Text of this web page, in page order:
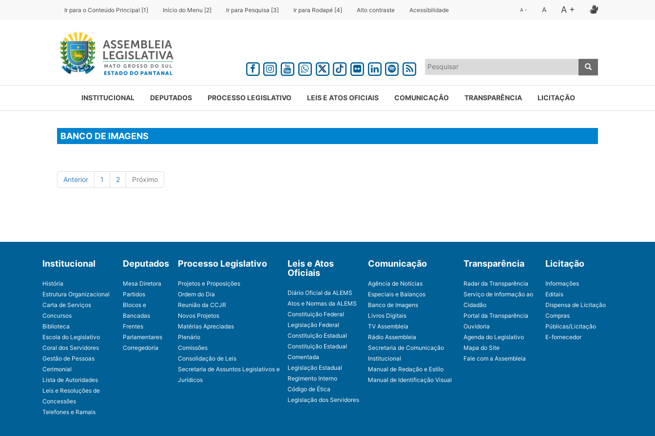
Ir para o Conteúdo Principal [1] Início do Menu [2] Ir para Pesquisa [3] Ir para Rodapé [4] Alto contraste Acessibilidade A - A A +
INSTITUCIONAL DEPUTADOS PROCESSO LEGISLATIVO LEIS E ATOS OFICIAIS COMUNICAÇÃO TRANSPARÊNCIA LICITAÇÃO
BANCO DE IMAGENS
Anterior 1 2 Próximo
Institucional
História
Estrutura Organizacional
Carta de Serviços
Concursos
Biblioteca
Escola do Legislativo
Coral dos Servidores
Gestão de Pessoas
Cerimonial
Lista de Autoridades
Leis e Resoluções de
Concessões
Telefones e Ramais
Deputados
Mesa Diretora
Partidos
Blocos e
Bancadas
Frentes
Parlamentares
Corregedoria
Processo Legislativo
Projetos e Proposições
Ordem do Dia
Reunião da CCJR
Novos Projetos
Matérias Apreciadas
Plenário
Comissões
Consolidação de Leis
Secretaria de Assuntos Legislativos e
Jurídicos
Leis e Atos
Oficiais
Diário Oficial da ALEMS
Atos e Normas da ALEMS
Constituição Federal
Legislação Federal
Constituição Estadual
Constituição Estadual
Comentada
Legislação Estadual
Regimento Interno
Código de Ética
Legislação dos Servidores
Comunicação
Agência de Notícias
Especiais e Balanços
Banco de Imagens
Livros Digitais
TV Assembleia
Rádio Assembleia
Secretaria de Comunicação
Institucional
Manual de Redação e Estilo
Manual de Identificação Visual
Transparência
Radar da Transparência
Serviço de Informação ao
Cidadão
Portal da Transparência
Ouvidoria
Agenda do Legislativo
Mapa do Site
Fale com a Assembleia
Licitação
Informações
Editais
Dispensa de Licitação
Compras
Públicas/Licitação
E-fornecedor